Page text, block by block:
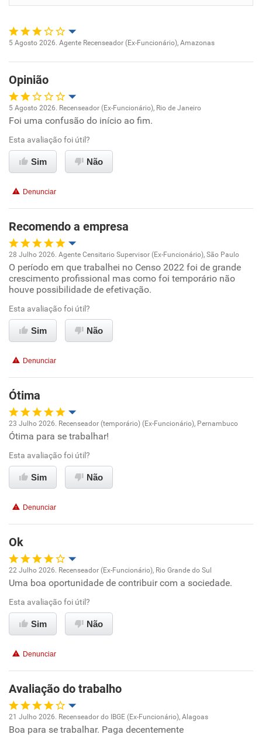
Ambiente de trabalho
Conciliação com a vida familiar
Benefícios
Não recomenda esta empresa
Não recomenda a diretoria
5 Agosto 2026. Agente Recenseador (Ex-Funcionário), Amazonas
Opinião
Oportunidade de promoção
Ambiente de trabalho
Benefícios
Não recomenda esta empresa
Não recomenda a diretoria
5 Agosto 2026. Recenseador (Ex-Funcionário), Rio de Janeiro
Foi uma confusão do início ao fim.
Esta avaliação foi útil?
Sim Não
Denunciar
Recomendo a empresa
Oportunidade de promoção
Ambiente de trabalho
Conciliação com a vida familiar
28 Julho 2026. Agente Censitario Supervisor (Ex-Funcionário), São Paulo
O período em que trabalhei no Censo 2022 foi de grande
crescimento profissional mas como foi temporário não
houve possibilidade de efetivação.
Esta avaliação foi útil?
Sim Não
Denunciar
Ótima
Oportunidade de promoção
Ambiente de trabalho
Benefícios
Recomenda esta empresa
Recomenda a diretoria
23 Julho 2026. Recenseador (temporário) (Ex-Funcionário), Pernambuco
Ótima para se trabalhar!
Esta avaliação foi útil?
Sim Não
Denunciar
Ok
Oportunidade de promoção
Ambiente de trabalho
Benefícios
Recomenda esta empresa
22 Julho 2026. Recenseador (Ex-Funcionário), Rio Grande do Sul
Uma boa oportunidade de contribuir com a sociedade.
Esta avaliação foi útil?
Sim Não
Denunciar
Avaliação do trabalho
Oportunidade de promoção
21 Julho 2026. Recenseador do IBGE (Ex-Funcionário), Alagoas
Boa para se trabalhar. Paga decentemente